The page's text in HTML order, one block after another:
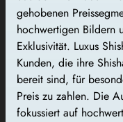
gehobenen
hochwertigen Bildern
Exklusivität. Luxus
Kunden, die ihre
bereit sind, für
Preis zu zahlen. Die
fokussiert auf